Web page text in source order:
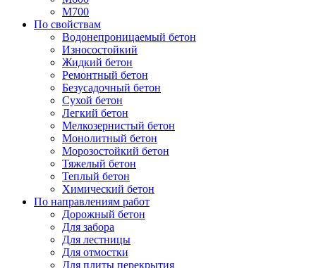
М700
По свойствам
Водонепроницаемый бетон
Износостойкий
Жидкий бетон
Ремонтный бетон
Безусадочный бетон
Сухой бетон
Легкий бетон
Мелкозернистый бетон
Монолитный бетон
Морозостойкий бетон
Тяжелый бетон
Теплый бетон
Химический бетон
По направлениям работ
Дорожный бетон
Для забора
Для лестницы
Для отмостки
Для плиты перекрытия